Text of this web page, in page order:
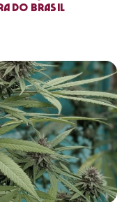
do Brasil